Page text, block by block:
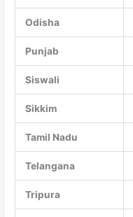
Odisha
Punjab
Siswali
Sikkim
Tamil Nadu
Telangana
Tripura